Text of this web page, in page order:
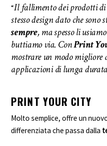
“Il fallimento dei prodotti
stesso design dato che
sempre, ma spesso li
buttiamo via. ConPrint
mostrare un modo
applicazioni di lunga
PRINT YOUR CITY
Molto semplice, offre un
differenziata che passa dalla